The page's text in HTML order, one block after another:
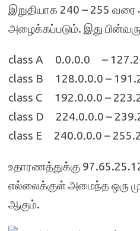
இறுதியாக 240 – 255
அழைக்கப்படும். இது
class A 0.0.0.0 –
class B 128.0.0.0 –
class C 192.0.0.0 –
class D 224.0.0.0 –
class E 240.0.0.0 –
உதாரணத்துக்கு
எல்லைக்குள் அமைந்த ஒரு
ஆகும்.